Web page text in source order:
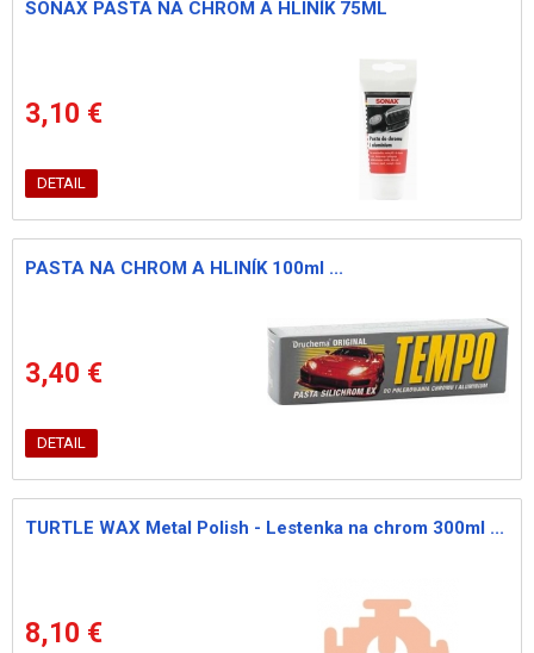
SONAX PASTA NA CHROM A HLINÍK 75ML
3,10 €
DETAIL
PASTA NA CHROM A HLINÍK 100ml ...
3,40 €
DETAIL
TURTLE WAX Metal Polish - Lestenka na chrom 300ml ...
8,10 €